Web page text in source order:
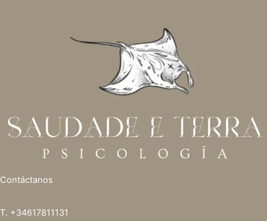
Contáctanos
T. +34617811131